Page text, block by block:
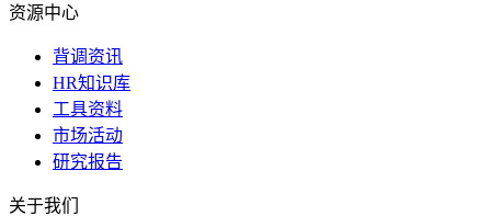
资源中心
背调资讯
HR知识库
工具资料
市场活动
研究报告
关于我们